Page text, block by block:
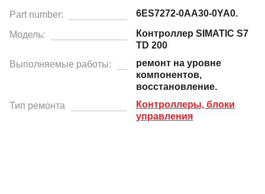
Part number: 6ES7272-0AA30-0YA0.
Модель:
Контроллер SIMATIC S7
TD 200
Выполняемые работы:
ремонт на уровне
компонентов,
восстановление.
Тип ремонта
Контроллеры, блоки
управления